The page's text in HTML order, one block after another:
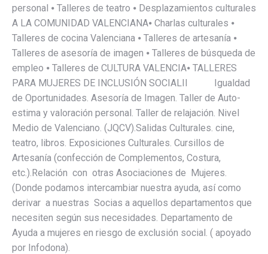
personal ⦁ Talleres de teatro ⦁ Desplazamientos culturales
A LA COMUNIDAD VALENCIANA⦁ Charlas culturales ⦁
Talleres de cocina Valenciana ⦁ Talleres de artesanía ⦁
Talleres de asesoría de imagen ⦁ Talleres de búsqueda de
empleo ⦁ Talleres de CULTURA VALENCIA⦁ TALLERES
PARA MUJERES DE INCLUSIÓN SOCIALII Igualdad
de Oportunidades. Asesoría de Imagen. Taller de Auto-
estima y valoración personal. Taller de relajación. Nivel
Medio de Valenciano. (JQCV).Salidas Culturales. cine,
teatro, libros. Exposiciones Culturales. Cursillos de
Artesanía (confección de Complementos, Costura,
etc.).Relación con otras Asociaciones de Mujeres.
(Donde podamos intercambiar nuestra ayuda, así como
derivar a nuestras Socias a aquellos departamentos que
necesiten según sus necesidades. Departamento de
Ayuda a mujeres en riesgo de exclusión social. ( apoyado
por Infodona).